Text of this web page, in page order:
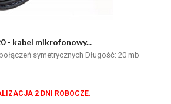
- kabel mikrofonowy...
symetrycznych Długość: 20 mb
2 DNI ROBOCZE.